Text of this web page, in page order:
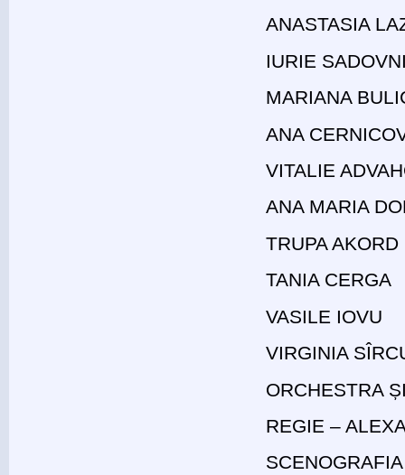
ANASTASIA
IURIE
MARIANA
ANA
VITALIE
ANA MARIA
TRUPA AKORD
TANIA CERGA
VASILE IOVU
VIRGINIA
ORCHESTRA
REGIE –